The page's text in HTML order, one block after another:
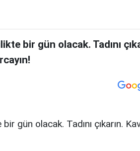
bir gün olacak. Tadını
gün olacak. Tadını çıkarın.